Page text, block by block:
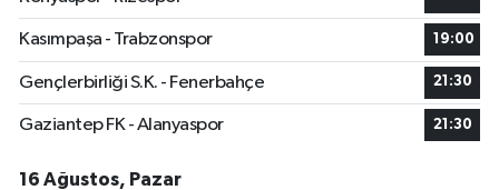
Kasımpaşa - Trabzonspor 19:00
Gençlerbirliği S.K. - Fenerbahçe 21:30
Gaziantep FK - Alanyaspor 21:30
16 Ağustos, Pazar